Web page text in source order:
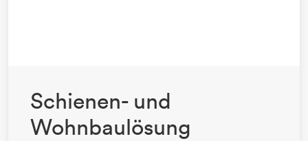
Schienen- und
Wohnbaulösung